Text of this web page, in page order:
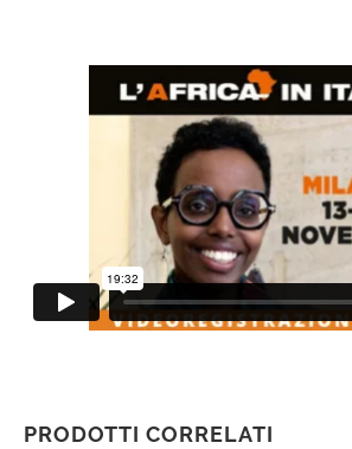
PRODOTTI CORRELATI